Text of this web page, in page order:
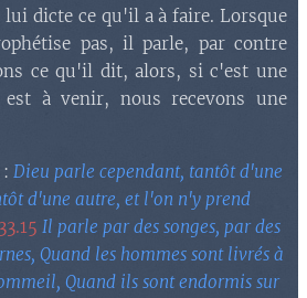
lui dicte ce qu'il a à faire. Lorsque
pas, il parle, par contre
ce qu'il dit, alors, si c'est une
à venir, nous recevons une
: Dieu parle cependant, tantôt d'une
d'une autre, et l'on n'y prend
33.15 Il parle par des songes, par des
Quand les hommes sont livrés à
Quand ils sont endormis sur